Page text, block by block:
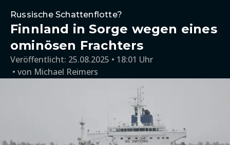
Russische Schattenflotte?
Finnland in Sorge wegen eines
ominösen Frachters
Veröffentlicht: 25.08.2025 • 18:01 Uhr
von Michael Reimers